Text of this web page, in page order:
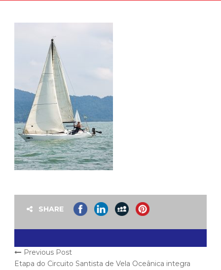
SHARE
Previous Post
Etapa do Circuito Santista de Vela Oceânica integra